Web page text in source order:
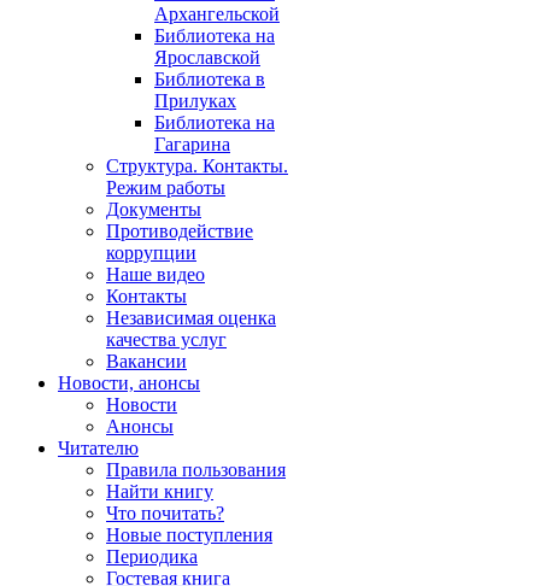
Архангельской
Библиотека на
Ярославской
Библиотека в
Прилуках
Библиотека на
Гагарина
Структура. Контакты.
Режим работы
Документы
Противодействие
коррупции
Наше видео
Контакты
Независимая оценка
качества услуг
Вакансии
Новости, анонсы
Новости
Анонсы
Читателю
Правила пользования
Найти книгу
Что почитать?
Новые поступления
Периодика
Гостевая книга